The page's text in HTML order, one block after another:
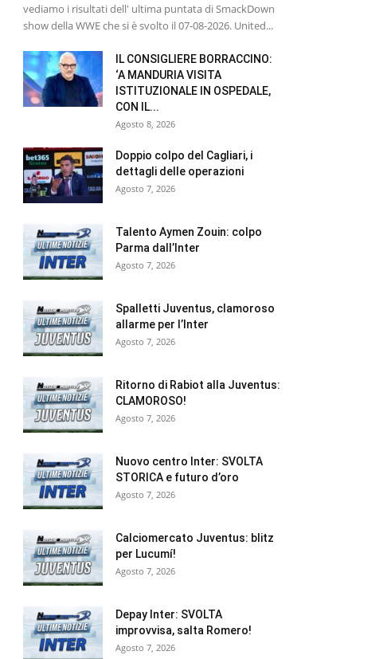
vediamo i risultati dell' ultima puntata di SmackDown
show della WWE che si è svolto il 07-08-2026. United...
IL CONSIGLIERE BORRACCINO:
‘A MANDURIA VISITA
ISTITUZIONALE IN OSPEDALE,
CON IL...
Agosto 8, 2026
Doppio colpo del Cagliari, i
dettagli delle operazioni
Agosto 7, 2026
Talento Aymen Zouin: colpo
Parma dall’Inter
Agosto 7, 2026
Spalletti Juventus, clamoroso
allarme per l’Inter
Agosto 7, 2026
Ritorno di Rabiot alla Juventus:
CLAMOROSO!
Agosto 7, 2026
Nuovo centro Inter: SVOLTA
STORICA e futuro d’oro
Agosto 7, 2026
Calciomercato Juventus: blitz
per Lucumí!
Agosto 7, 2026
Depay Inter: SVOLTA
improvvisa, salta Romero!
Agosto 7, 2026